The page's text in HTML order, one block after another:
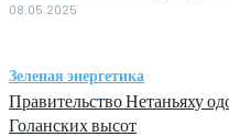
08.05.2025
Зеленая энергетика
Правительство Нетаньяху
Голанских высот